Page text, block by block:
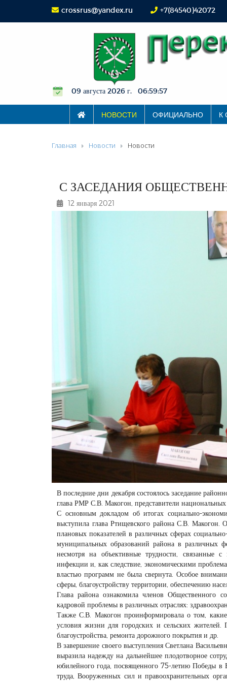
crossrus@yandex.ru +7(84540)42072
09 августа 2026 г. 06:59:58
НОВОСТИ ОФИЦИАЛЬНО К
Главная Новости Новости
С ЗАСЕДАНИЯ
12 января 2021
В последние дни декабря состоялось заседание
глава РМР С.В. Макогон, представители
С основным докладом об итогах социально-
выступила глава Ртищевского района С.В.
плановых показателей в различных сферах
муниципальных образований района в различных
несмотря на объективные трудности, связанные
инфекции и, как следствие, экономическими
властью программ не была свернута. Особое
сферы, благоустройству территории, обеспечению
Глава района ознакомила членов Общественного
кадровой проблемы в различных отраслях:
Также С.В. Макогон проинформировала о том,
условия жизни для городских и сельских жителей.
благоустройства, ремонта дорожного покрытия и др.
В завершение своего выступления Светлана
выразила надежду на дальнейшее плодотворное
юбилейного года, посвященного 75-летию Победы в
труда, Вооруженных сил и правоохранительных